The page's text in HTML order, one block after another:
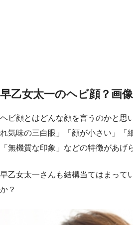
早乙女太一のヘビ顔？画像
ヘビ顔とはどんな顔を言うのかと思
れ気味の三白眼」「顔が小さい」「
「無機質な印象」などの特徴があげ
早乙女太一さんも結構当てはまって
か？